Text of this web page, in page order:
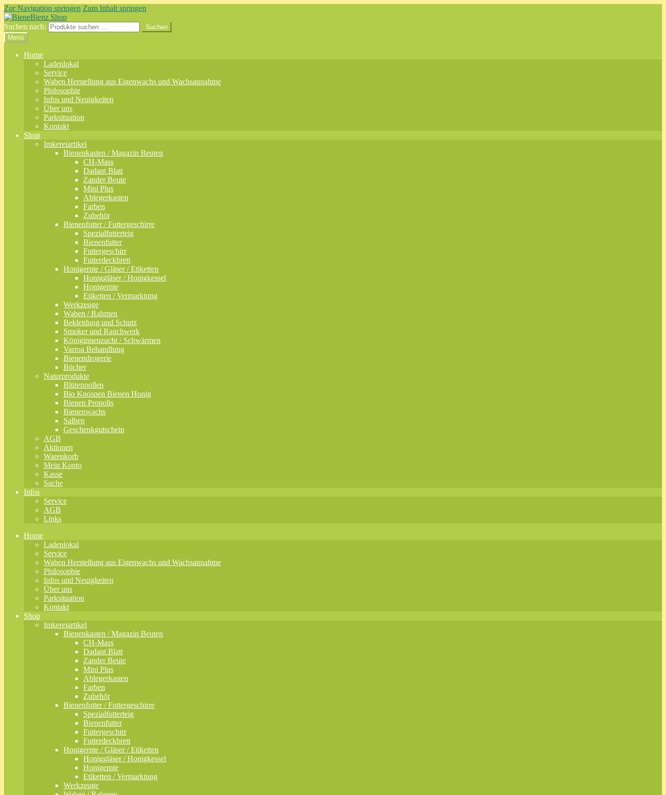
Zur Navigation springen Zum Inhalt springen
Suchen nach:
Suchen
Menü
Home
Ladenlokal
Service
Waben Herstellung aus Eigenwachs und Wachsannahme
Philosophie
Infos und Neuigkeiten
Über uns
Parksituation
Kontakt
Shop
Imkereiartikel
Bienenkasten / Magazin Beuten
CH-Mass
Dadant Blatt
Zander Beute
Mini Plus
Ablegerkasten
Farben
Zubehör
Bienenfutter / Futtergeschirre
Spezialfutterteig
Bienenfutter
Futtergeschirr
Futterdeckbrett
Honigernte / Gläser / Etiketten
Honiggläser / Honigkessel
Honigernte
Etiketten / Vermarktung
Werkzeuge
Waben / Rahmen
Bekleidung und Schutz
Smoker und Rauchwerk
Königinnenzucht / Schwärmen
Varroa Behandlung
Bienendrogerie
Bücher
Naturprodukte
Blütenpollen
Bio Knospen Bienen Honig
Bienen Propolis
Bienenwachs
Salben
Geschenkgutschein
AGB
Aktionen
Warenkorb
Mein Konto
Kasse
Suche
Infos
Service
AGB
Links
Home
Ladenlokal
Service
Waben Herstellung aus Eigenwachs und Wachsannahme
Philosophie
Infos und Neuigkeiten
Über uns
Parksituation
Kontakt
Shop
Imkereiartikel
Bienenkasten / Magazin Beuten
CH-Mass
Dadant Blatt
Zander Beute
Mini Plus
Ablegerkasten
Farben
Zubehör
Bienenfutter / Futtergeschirre
Spezialfutterteig
Bienenfutter
Futtergeschirr
Futterdeckbrett
Honigernte / Gläser / Etiketten
Honiggläser / Honigkessel
Honigernte
Etiketten / Vermarktung
Werkzeuge